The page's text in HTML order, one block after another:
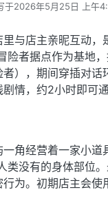
于2026年5月25日 上午
后由 编辑
与店主亲昵互动，
险者据点作为基地
），期间穿插对话
情，约2小时即可通
角经营着一家小道
类没有的身体部位
为。初期店主会使